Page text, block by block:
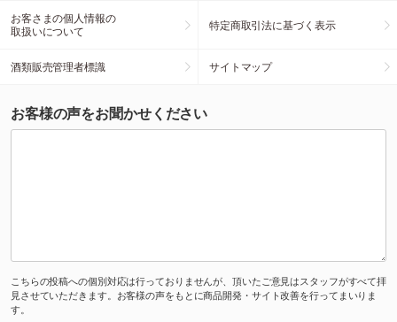
お客さまの個人情報の
取扱いについて
特定商取引法に基づく表示
酒類販売管理者標識 サイトマップ
お客様の声をお聞かせください
こちらの投稿への個別対応は行っておりませんが、頂いたご意見はスタッフがすべて拝
見させていただきます。お客様の声をもとに商品開発・サイト改善を行ってまいりま
す。